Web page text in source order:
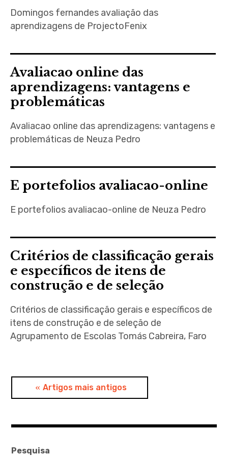
Domingos fernandes avaliação das
aprendizagens de ProjectoFenix
Avaliacao online das
aprendizagens: vantagens e
problemáticas
Avaliacao online das aprendizagens: vantagens e
problemáticas de Neuza Pedro
E portefolios avaliacao-online
E portefolios avaliacao-online de Neuza Pedro
Critérios de classificação gerais
e específicos de itens de
construção e de seleção
Critérios de classificação gerais e específicos de
itens de construção e de seleção de
Agrupamento de Escolas Tomás Cabreira, Faro
Navegação
artigos
Artigos mais antigos
Pesquisa